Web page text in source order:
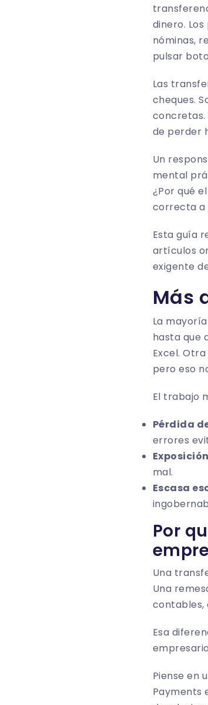
dinero.
nóminas,
pulsar
Las
cheques.
concretas.
de perder
Un
mental
¿Por qué
correcta a
Esta guía
artículos
exigente
Más
La
hasta que
Excel.
pero eso
El trabajo
Pérdida
errores
mal.
Escasa
Por
Una
Una
contables,
Esa
Piense en
Payments